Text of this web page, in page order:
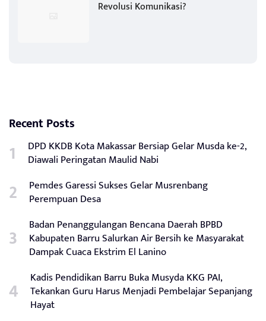
Revolusi Komunikasi?
Recent Posts
DPD KKDB Kota Makassar Bersiap Gelar Musda ke-2,
Diawali Peringatan Maulid Nabi
Pemdes Garessi Sukses Gelar Musrenbang
Perempuan Desa
Badan Penanggulangan Bencana Daerah BPBD
Kabupaten Barru Salurkan Air Bersih ke Masyarakat
Dampak Cuaca Ekstrim El Lanino
Kadis Pendidikan Barru Buka Musyda KKG PAI,
Tekankan Guru Harus Menjadi Pembelajar Sepanjang
Hayat